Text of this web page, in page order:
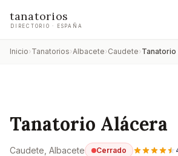
tanatorios
DIRECTORIO · ESPAÑA
Inicio›Tanatorios›Albacete›Caudete›Tanatorio
Tanatorio Alácera
Caudete , Albacete Cerrado